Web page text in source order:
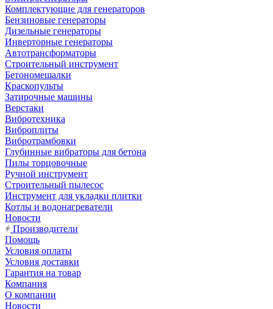
Комплектующие для генераторов
Бензиновые генераторы
Дизельные генераторы
Инверторные генераторы
Автотрансформаторы
Строительный инструмент
Бетономешалки
Краскопульты
Затирочные машины
Верстаки
Вибротехника
Виброплиты
Вибротрамбовки
Глубинные вибраторы для бетона
Пилы торцовочные
Ручной инструмент
Строительный пылесос
Инструмент для укладки плитки
Котлы и водонагреватели
Новости
Производители
Помощь
Условия оплаты
Условия доставки
Гарантия на товар
Компания
О компании
Новости